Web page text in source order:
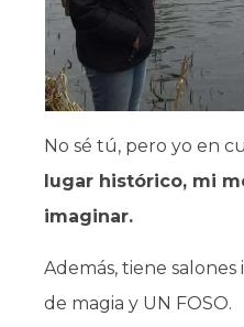
No sé tú, pero yo en
lugar histórico, mi
imaginar.
Además, tiene
de magia y UN FOSO.